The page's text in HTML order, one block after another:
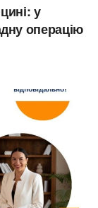
у
операцію